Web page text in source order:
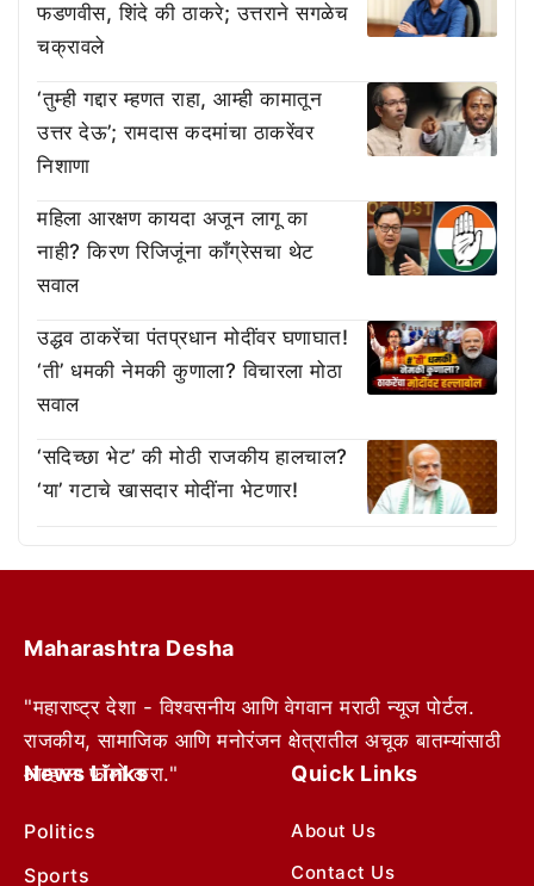
फडणवीस, शिंदे की ठाकरे; उत्तराने सगळेच
चक्रावले
‘तुम्ही गद्दार म्हणत राहा, आम्ही कामातून
उत्तर देऊ’; रामदास कदमांचा ठाकरेंवर
निशाणा
महिला आरक्षण कायदा अजून लागू का
नाही? किरण रिजिजूंना काँग्रेसचा थेट
सवाल
उद्धव ठाकरेंचा पंतप्रधान मोदींवर घणाघात!
‘ती’ धमकी नेमकी कुणाला? विचारला मोठा
सवाल
‘सदिच्छा भेट’ की मोठी राजकीय हालचाल?
‘या’ गटाचे खासदार मोदींना भेटणार!
Maharashtra Desha
"महाराष्ट्र देशा - विश्वसनीय आणि वेगवान मराठी न्यूज पोर्टल.
राजकीय, सामाजिक आणि मनोरंजन क्षेत्रातील अचूक बातम्यांसाठी
आम्हाला फॉलो करा."
News Links
Politics
Sports
Quick Links
About Us
Contact Us